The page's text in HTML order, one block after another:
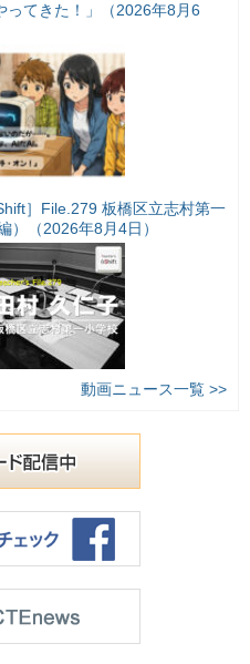
ってきた！」（2026年8月6
］File.279 板橋区立志村第一
）（2026年8月4日）
動画ニュース一覧 >>